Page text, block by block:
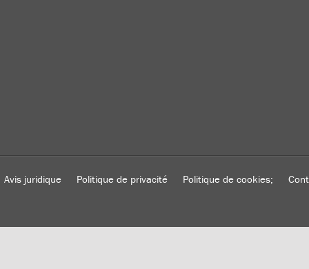
Avis juridique Politique de privacité Politique de cookies;